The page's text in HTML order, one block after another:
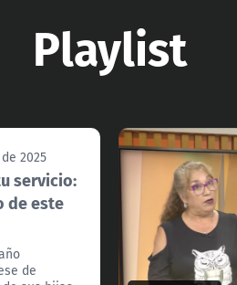
Playlist
2025
servicio:
de este
de